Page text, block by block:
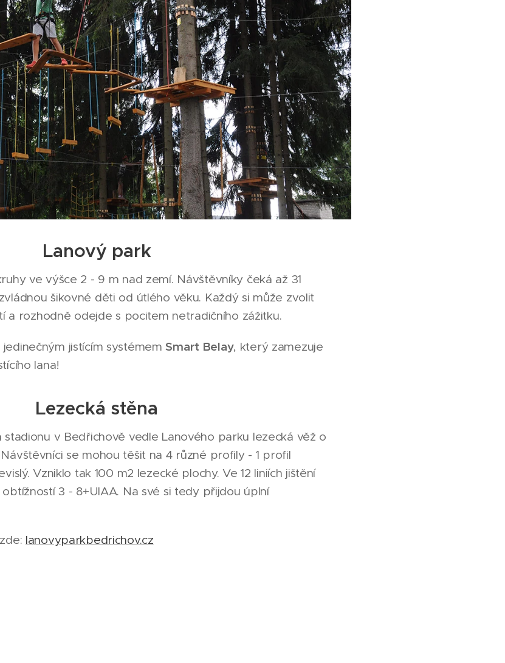
Lanový park
ve výšce 2 - 9 m nad zemí. Návštěvníky čeká až 31
šikovné děti od útlého věku. Každý si může zvolit
a rozhodně odejde s pocitem netradičního zážitku.
jistícím systémemSmart Belay, který zamezuje
lana!
Lezecká stěna
stadionu v Bedřichově vedle Lanového parku lezecká věž o
se mohou těšit na 4 různé profily - 1 profil
Vzniklo tak 100 m2 lezecké plochy. Ve 12 liniích jištění
3 - 8+UIAA. Na své si tedy přijdou úplní
lanovyparkbedrichov.cz